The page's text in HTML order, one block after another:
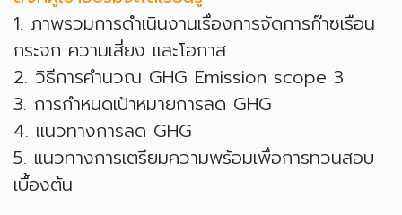
1. ภาพรวมการดำเนินงานเรื่องการจัดการก๊าซเรือน
กระจก ความเสี่ยง และโอกาส
2. วิธีการคำนวณ GHG Emission scope 3
3. การกำหนดเป้าหมายการลด GHG
4. แนวทางการลด GHG​​​​​​​
5. แนวทางการเตรียมความพร้อมเพื่อการทวนสอบ
เบื้องต้น​​​​​​​